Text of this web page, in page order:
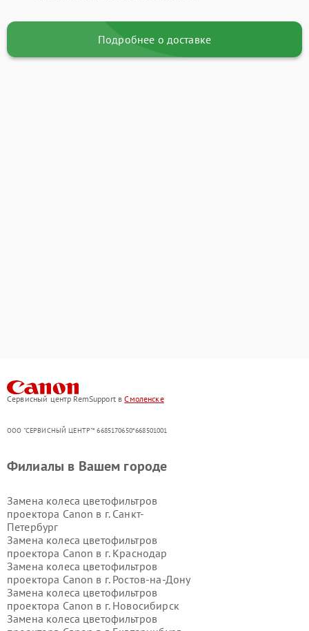
Подробнее о доставке
Сервисный центр RemSupport вСмоленске
ООО "СЕРВИСНЫЙ ЦЕНТР"* 6685170650*668501001
Филиалы в Вашем городе
Замена колеса цветофильтров
проектора Canon в г. Санкт-
Петербург
Замена колеса цветофильтров
проектора Canon в г. Краснодар
Замена колеса цветофильтров
проектора Canon в г. Ростов-на-Дону
Замена колеса цветофильтров
проектора Canon в г. Новосибирск
Замена колеса цветофильтров